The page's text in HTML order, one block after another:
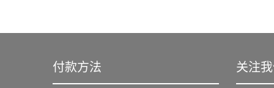
付款方法 关注